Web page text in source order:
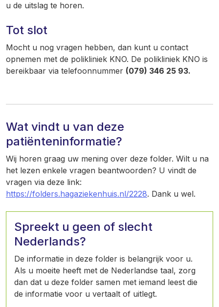
u de uitslag te horen.
Tot slot
Mocht u nog vragen hebben, dan kunt u contact
opnemen met de polikliniek KNO. De polikliniek KNO is
bereikbaar via telefoonnummer (079) 346 25 93.
Wat vindt u van deze
patiënteninformatie?
Wij horen graag uw mening over deze folder. Wilt u na
het lezen enkele vragen beantwoorden? U vindt de
vragen via deze link:
https://folders.hagaziekenhuis.nl/2228. Dank u wel.
Spreekt u geen of slecht
Nederlands?
De informatie in deze folder is belangrijk voor u.
Als u moeite heeft met de Nederlandse taal, zorg
dan dat u deze folder samen met iemand leest die
de informatie voor u vertaalt of uitlegt.